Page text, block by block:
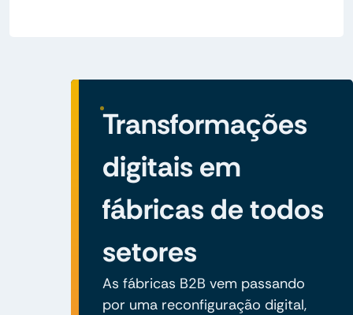
Transformações
digitais em
fábricas de todos
setores
As fábricas B2B vem passando
por uma reconfiguração digital,